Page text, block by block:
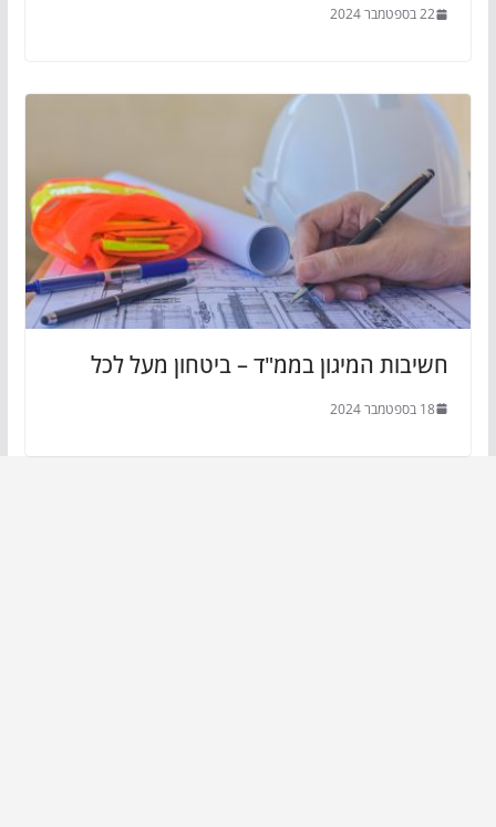
22 בספטמבר 2024
חשיבות המיגון בממ"ד – ביטחון מעל לכל
18 בספטמבר 2024